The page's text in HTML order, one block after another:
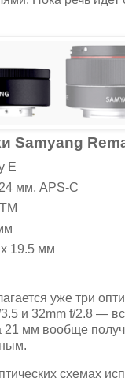
Samyang
E
мм, APS-C
19.5 мм
уже три
и 32mm f/2.8 —
21 мм вообще
схемах